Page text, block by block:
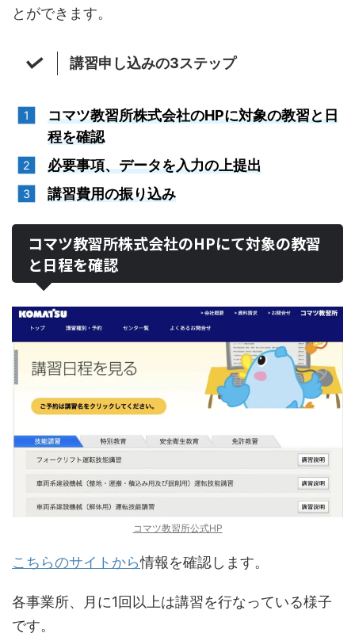
とができます。
講習申し込みの3ステップ
コマツ教習所株式会社のHPに対象の教習と日
程を確認
必要事項、データを入力の上提出
講習費用の振り込み
コマツ教習所株式会社のHPにて対象の教習
と日程を確認
コマツ教習所公式HP
こちらのサイトから情報を確認します。
各事業所、月に1回以上は講習を行なっている様子
です。